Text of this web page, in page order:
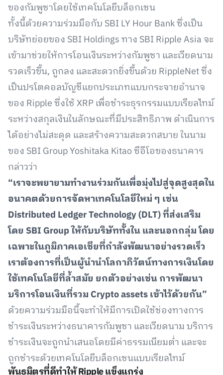
ของกัมพูชาโดยใช้เทคโนโลยีบล็อกเชน
ทั้งนี้ด้วยความร่วมมือกับ SBI LY Hour Bank ซึ่งเป็น
บริษัทย่อยของ SBI Holdings ทาง SBI Ripple Asia จะ
เข้ามาช่วยให้การโอนเงินระหว่างกัมพูชา และเวียดนาม
รวดเร็วขึ้น, ถูกลง และสะดวกยิ่งขึ้นด้วย RippleNet ซึ่ง
เป็นปรโตคอลบัญชีแยกประเภทแบบกระจายอำนาจ
ของ Ripple ซึ่งใช้ XRP เพื่อชำระธุรกรรมแบบเรียลไทม์
ระหว่างสกุลเงินในลักษณะที่มีประสิทธิภาพ ดำเนินการ
ได้อย่างไม่สะดุด และสร้างความสะดวกสบาย ในนาม
ของ SBI Group Yoshitaka Kitao ซีอีโอของธนาคาร
กล่าวว่า
“เราจะพยายามทำงานร่วมกันเพื่อมุ่งไปสู่จุดสูงสุดใน
อนาคตด้วยการจัดหาเทคโนโลยีใหม่ ๆ เช่น
Distributed Ledger Technology (DLT) ที่ส่งเสริม
โดย SBI Group ให้กับบริษัททั้งใน และนอกกลุ่ม โดย
เฉพาะในภูมิภาคเอเชียที่กำลังพัฒนาอย่างรวดเร็ว
เราต้องการที่เป็นผู้นำนำโลกาภิวัตน์ทางการเงินโดย
ใช้เทคโนโลยีที่ล้ำสมัย ยกตัวอย่างเช่น การพัฒนา
บริการโอนเงินที่รวม Crypto assets เข้าไว้ด้วยกัน”
ด้วยความร่วมมือนี้จะทำให้มีการเปิดใช้ช่องทางการ
ชำระเงินระหว่างธนาคารกัมพูชา และเวียดนาม บริการ
ชำระเงินจะถูกนำเสนอโดยมีค่าธรรมเนียมต่ำ และจะ
ถูกชำระด้วยเทคโนโลยีบล็อกเชนแบบเรียลไทม์
พันธมิตรที่ดีทำให้ Ripple แข็งแกร่ง